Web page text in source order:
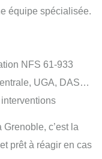
équipe spécialisée.
NFS 61-933
UGA, DAS…
c’est la
prêt à réagir en cas